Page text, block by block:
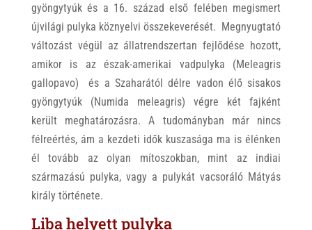
gyöngytyúk és a 16. század első felében megismert
újvilági pulyka köznyelvi összekeverését. Megnyugtató
változást végül az állatrendszertan fejlődése hozott,
amikor is az észak-amerikai vadpulyka (Meleagris
gallopavo) és a Szaharától délre vadon élő sisakos
gyöngytyúk (Numida meleagris) végre két fajként
került meghatározásra. A tudományban már nincs
félreértés, ám a kezdeti idők kuszasága ma is élénken
él tovább az olyan mítoszokban, mint az indiai
származású pulyka, vagy a pulykát vacsoráló Mátyás
király története.
Liba helyett pulyka